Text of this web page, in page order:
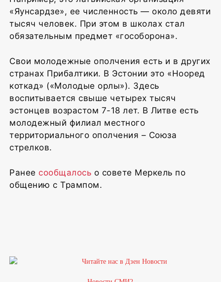
«Яунсардзе», ее численность — около девяти
тысяч человек. При этом в школах стал
обязательным предмет «гособорона».
Свои молодежные ополчения есть и в других
странах Прибалтики. В Эстонии это «Нооред
коткад» («Молодые орлы»). Здесь
воспитывается свыше четырех тысяч
эстонцев возрастом 7-18 лет. В Литве есть
молодежный филиал местного
территориального ополчения – Союза
стрелков.
Ранее сообщалось о совете Меркель по
общению с Трампом.